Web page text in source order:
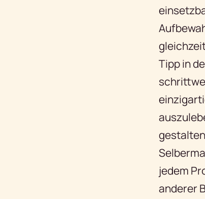
Tipp in
jedem
anderer